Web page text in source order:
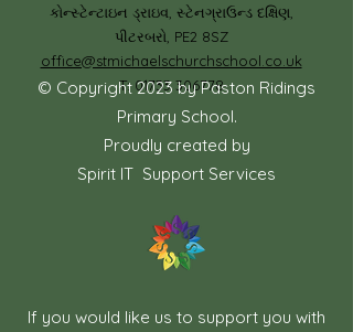
કોન્સ્ટેન્ટાઇન ડ્રાઇવ, સ્ટેનગ્રાઉન્ડ દક્ષિણ,
પીટરબરો, PE2 8SZ
office@stmichaelschurchschool.co.uk
T:01733 306778
© Copyright 2023 by Paston Ridings
Primary School.
Proudly created by
Spirit IT Support Services
If you would like us to support you with